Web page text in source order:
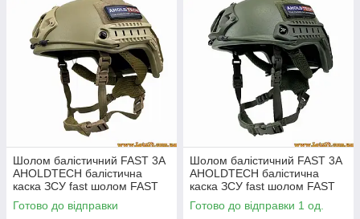
Шолом балістичний FAST 3A
AHOLDTECH балістична
каска ЗСУ fast шолом FAST
NIJ IIIA каска військова фаст
3а шолом ФАСТ 3а
Готово до відправки
Шолом балістичний FAST 3A
AHOLDTECH балістична
каска ЗСУ fast шолом FAST
NIJ IIIA каска військова фаст
3а шолом ФАСТ 3а
Готово до відправки 1 од.